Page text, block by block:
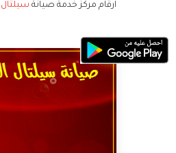
ارقام مركز خدمة صيانة سيلتال